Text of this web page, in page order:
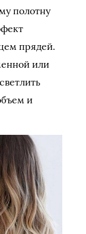
полотну
прядей.
или
и